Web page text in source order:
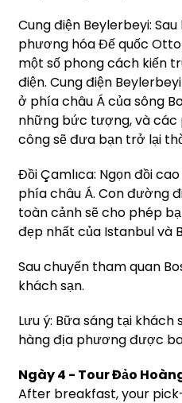
Cung điện Beylerbeyi:
phương hóa Đế quốc
một số phong cách kiến
điện. Cung điện
ở phía châu Á của sông
những bức tượng, và các
công sẽ đưa bạn trở lại
Đồi Çamlıca: Ngọn đồi
phía châu Á. Con đường
toàn cảnh sẽ cho phép
đẹp nhất của Istanbul và
Sau chuyến tham quan
khách sạn.
Lưu ý: Bữa sáng tại
hàng địa phương được
Ngày 4 - Tour Đảo
After breakfast, your